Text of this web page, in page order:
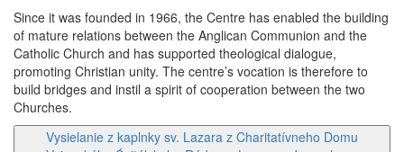
Since it was founded in 1966, the Centre has enabled the building
of mature relations between the Anglican Communion and the
Catholic Church and has supported theological dialogue,
promoting Christian unity. The centre’s vocation is therefore to
build bridges and instil a spirit of cooperation between the two
Churches.
Vysielanie z kaplnky sv. Lazara z Charitatívneho Domu